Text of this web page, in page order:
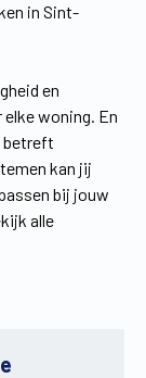
in Sint-
en
woning. En
betreft
kan jij
bij jouw
alle